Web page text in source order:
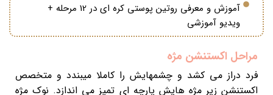
آموزش و معرفی روتین پوستی کره ای در 12 مرحله +
ویدیو آموزشی
مراحل اکستنشن مژه
فرد دراز می کشد و چشمهایش را کاملا میبندد و متخصص
اکستنشن زیر مژه هایش پارچه ای تمیز می اندازد. نوک مژه